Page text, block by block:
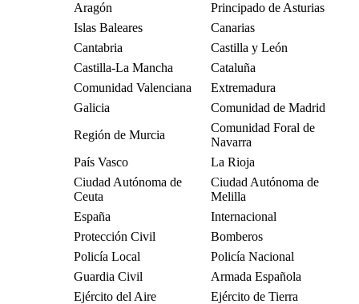
Aragón
Principado de Asturias
Islas Baleares
Canarias
Cantabria
Castilla y León
Castilla-La Mancha
Cataluña
Comunidad Valenciana
Extremadura
Galicia
Comunidad de Madrid
Región de Murcia
Comunidad Foral de
Navarra
País Vasco
La Rioja
Ciudad Autónoma de
Ceuta
Ciudad Autónoma de
Melilla
España
Internacional
Protección Civil
Bomberos
Policía Local
Policía Nacional
Guardia Civil
Armada Española
Ejército del Aire
Ejército de Tierra